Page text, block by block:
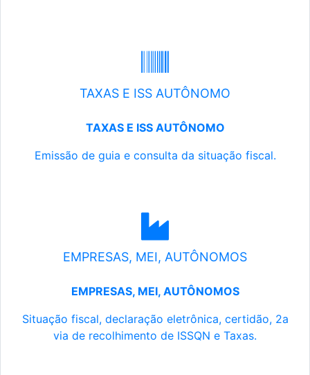
TAXAS E ISS AUTÔNOMO
TAXAS E ISS AUTÔNOMO
Emissão de guia e consulta da situação fiscal.
EMPRESAS, MEI, AUTÔNOMOS
EMPRESAS, MEI, AUTÔNOMOS
Situação fiscal, declaração eletrônica, certidão, 2a
via de recolhimento de ISSQN e Taxas.